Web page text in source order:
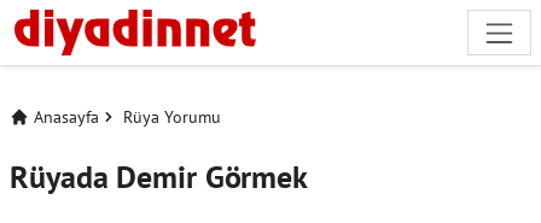
Anasayfa Rüya Yorumu
Rüyada Demir Görmek